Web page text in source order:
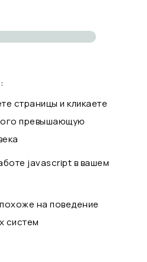
страницы и кликаете
превышающую
javascript в вашем
на поведение
систем